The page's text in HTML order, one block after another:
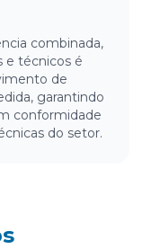
combinada,
e técnicos é
de
garantindo
conformidade
do setor.